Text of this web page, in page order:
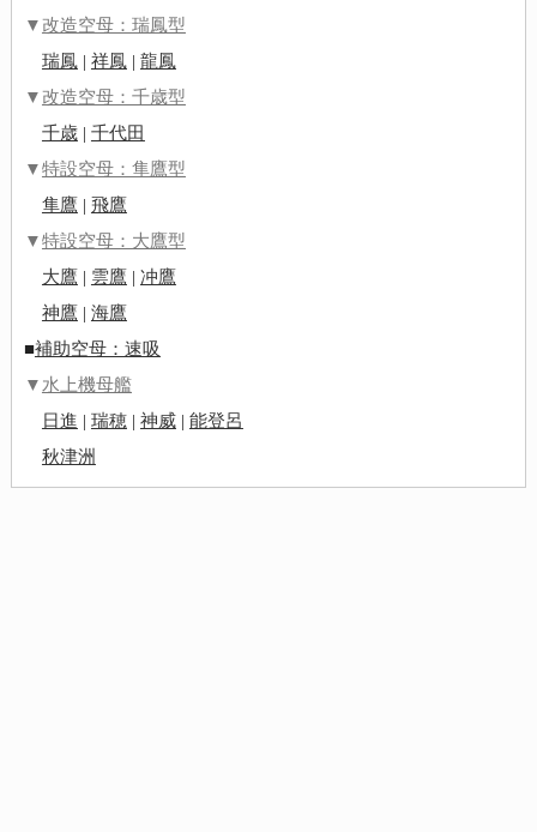
▼改造空母：瑞鳳型
瑞鳳| 祥鳳| 龍鳳
▼改造空母：千歳型
千歳| 千代田
▼特設空母：隼鷹型
隼鷹 | 飛鷹
▼特設空母：大鷹型
大鷹 | 雲鷹 | 冲鷹
神鷹 | 海鷹
■補助空母：速吸
▼ 水上機母艦
日進 | 瑞穂| 神威| 能登呂
秋津洲